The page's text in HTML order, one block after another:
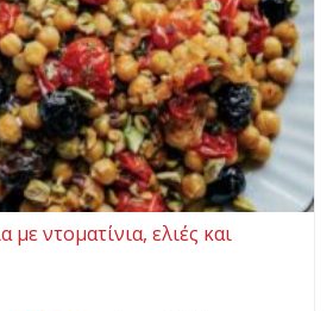
ντοματίνια, ελιές και